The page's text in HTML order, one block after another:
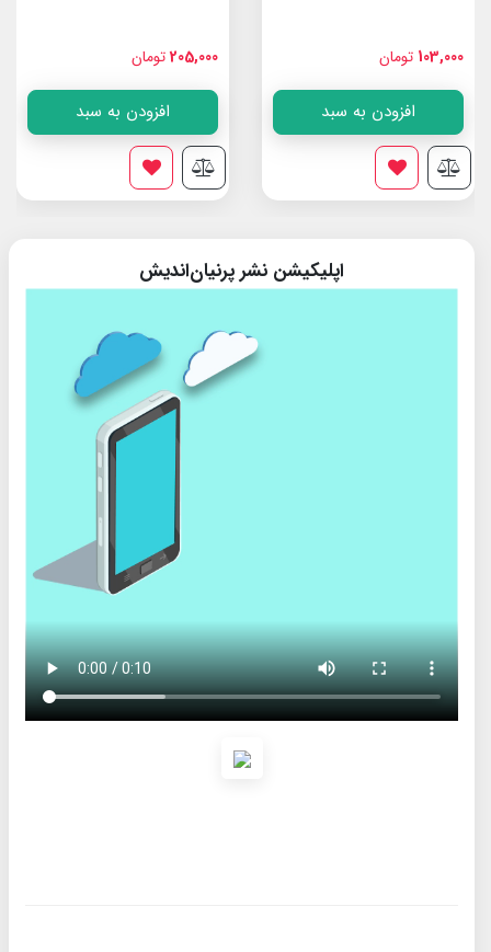
103,000 تومان
افزودن به سبد
205,000تومان
افزودن به سبد
اپلیکیشن نشر پرنیان‌اندیش